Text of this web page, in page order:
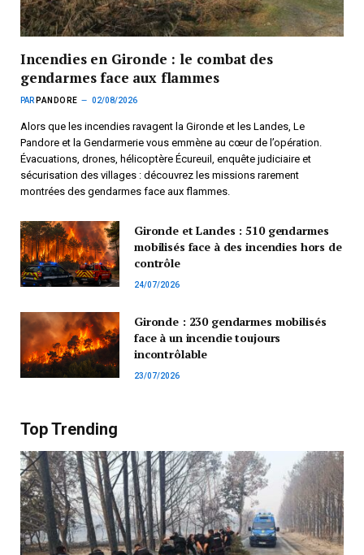
Incendies en Gironde : le combat des
gendarmes face aux flammes
PAR PANDORE 02/08/2026
Alors que les incendies ravagent la Gironde et les Landes, Le
Pandore et la Gendarmerie vous emmène au cœur de l’opération.
Évacuations, drones, hélicoptère Écureuil, enquête judiciaire et
sécurisation des villages : découvrez les missions rarement
montrées des gendarmes face aux flammes.
Gironde et Landes : 510 gendarmes
mobilisés face à des incendies hors de
contrôle
24/07/2026
Gironde : 230 gendarmes mobilisés
face à un incendie toujours
incontrôlable
23/07/2026
Top Trending